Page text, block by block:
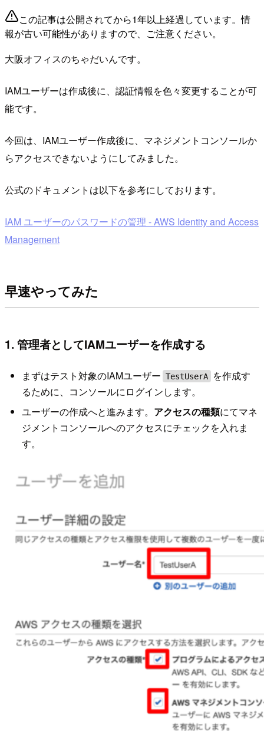
この記事は公開されてから1年以上経過しています。情
報が古い可能性がありますので、ご注意ください。
大阪オフィスのちゃだいんです。
IAMユーザーは作成後に、認証情報を色々変更することが可
能です。
今回は、IAMユーザー作成後に、マネジメントコンソールか
らアクセスできないようにしてみました。
公式のドキュメントは以下を参考にしております。
IAM ユーザーのパスワードの管理 - AWS Identity and Access
Management
早速やってみた
1. 管理者としてIAMユーザーを作成する
まずはテスト対象のIAMユーザー TestUserA
を作成す
るために、コンソールにログインします。
ユーザーの作成へと進みます。 アクセスの種類にてマネ
ジメントコンソールへのアクセスにチェックを入れま
す。